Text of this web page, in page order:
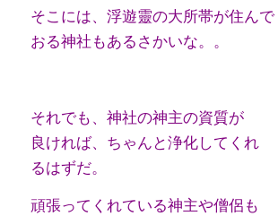
そこには、浮遊靈の大所帯が住んで
おる神社もあるさかいな。。
それでも、神社の神主の資質が
良ければ、ちゃんと浄化してくれ
るはずだ。
頑張ってくれている神主や僧侶も